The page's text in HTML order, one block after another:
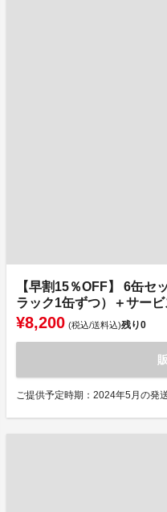
【早割15％OFF】 6缶セ
ラック1缶ずつ）＋サービ
¥8,200 (税込/送料込)残り0
ご提供予定時期：2024年5月の発